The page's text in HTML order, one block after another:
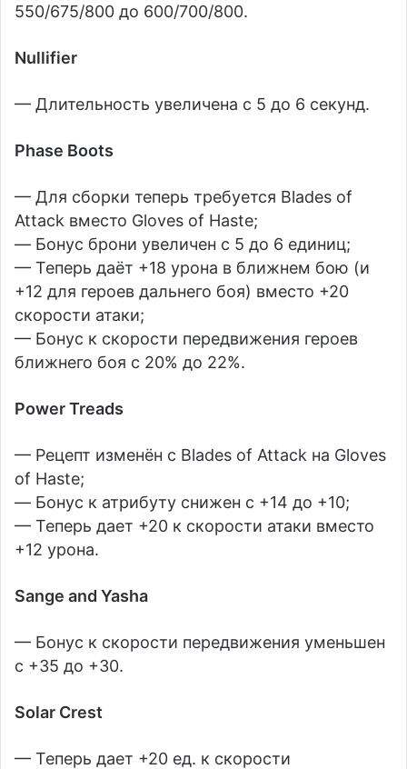
550/675/800 до 600/700/800.
Nullifier
— Длительность увеличена с 5 до 6 секунд.
Phase Boots
— Для сборки теперь требуется Blades of
Attack вместо Gloves of Haste;
— Бонус брони увеличен с 5 до 6 единиц;
— Теперь даёт +18 урона в ближнем бою (и
+12 для героев дальнего боя) вместо +20
скорости атаки;
— Бонус к скорости передвижения героев
ближнего боя с 20% до 22%.
Power Treads
— Рецепт изменён с Blades of Attack на Gloves
of Haste;
— Бонус к атрибуту снижен с +14 до +10;
— Теперь дает +20 к скорости атаки вместо
+12 урона.
Sange and Yasha
— Бонус к скорости передвижения уменьшен
с +35 до +30.
Solar Crest
— Теперь дает +20 ед. к скорости